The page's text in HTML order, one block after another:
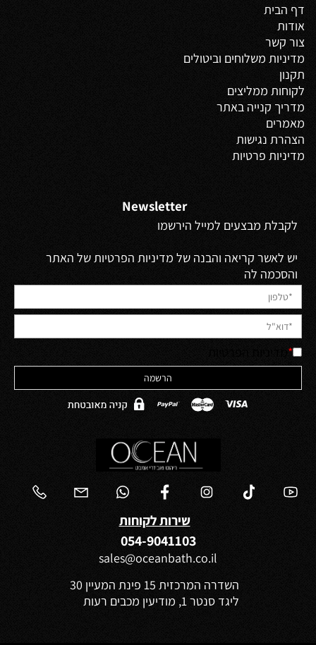
דף הבית
אודות
צור קשר
מדיניות משלוחים וביטולים
תקנון
לקוחות ממליצים
מדריך קנייה באתר
מאמרים
הצהרת נגישות
מדיניות פרטיות
Newsletter
לקבלת מבצעים למייל הירשמו
יש לאשר קריאה והבנה של מדיניות הפרטיות של האתר
והסכמה לה
*
שירות לקוחות
054-9041103
sales@oceanbath.co.il
השדרה המרכזית 15 פינת המעיין 30
ליגד סנטר 1, מודיעין מכבים רעות